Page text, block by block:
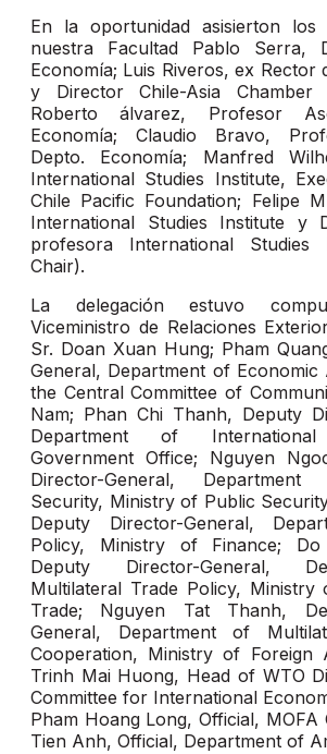
En la oportunidad asisierton los
nuestra Facultad Pablo Serra,
Economía; Luis Riveros, ex Rector
y Director Chile-Asia Chamber
Roberto álvarez, Profesor
Economía; Claudio Bravo,
Depto. Economía; Manfred
International Studies Institute,
Chile Pacific Foundation; Felipe
International Studies Institute y
profesora International Studies
Chair).
La delegación estuvo
Viceministro de Relaciones
Sr. Doan Xuan Hung; Pham
General, Department of
the Central Committee of
Nam; Phan Chi Thanh, Deputy
Department of International
Government Office; Nguyen
Director-General,
Security, Ministry of Public
Deputy Director-General,
Policy, Ministry of Finance;
Deputy Director-General,
Multilateral Trade Policy,
Trade; Nguyen Tat Thanh,
General, Department of
Cooperation, Ministry of Foreign
Trinh Mai Huong, Head of WTO
Committee for International
Pham Hoang Long, Official, MOFA
Tien Anh, Official, Department of